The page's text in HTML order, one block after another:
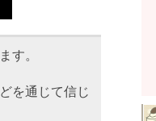
す。
を通じて信じ